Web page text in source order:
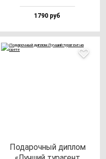
1790 руб
Пода­роч­ный дип­лом